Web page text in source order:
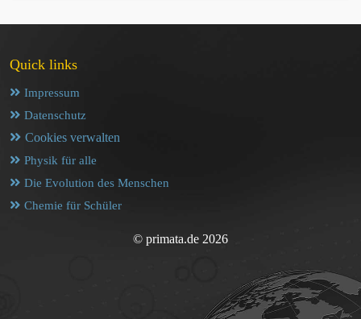
Quick links
Impressum
Datenschutz
Cookies verwalten
Physik für alle
Die Evolution des Menschen
Chemie für Schüler
© primata.de 2026